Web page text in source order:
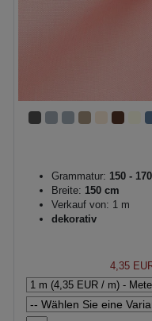
Grammatur: 150 -
Breite: 150 cm
Verkauf von: 1 m
dekorativ
4,35